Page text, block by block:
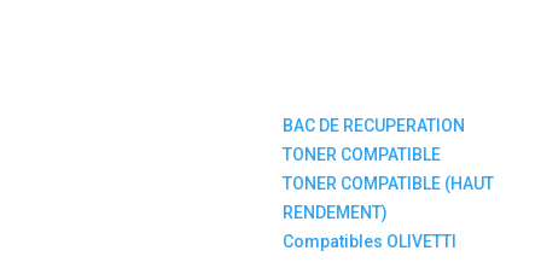
BAC DE RECUPERATION
TONER COMPATIBLE
TONER COMPATIBLE (HAUT
RENDEMENT)
Compatibles OLIVETTI